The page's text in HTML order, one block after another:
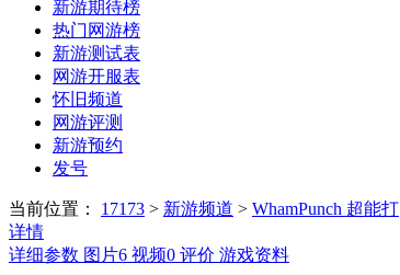
新游期待榜
热门网游榜
新游测试表
网游开服表
怀旧频道
网游评测
新游预约
发号
当前位置： 17173 > 新游频道 > WhamPunch 超能打
详情
详细参数 图片6 视频0 评价 游戏资料